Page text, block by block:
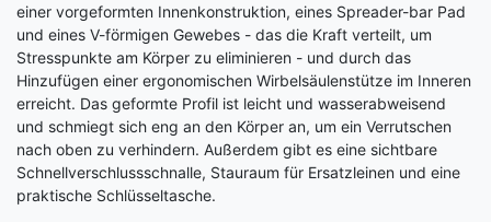
einer vorgeformten Innenkonstruktion, eines Spreader-bar Pad
und eines V-förmigen Gewebes - das die Kraft verteilt, um
Stresspunkte am Körper zu eliminieren - und durch das
Hinzufügen einer ergonomischen Wirbelsäulenstütze im Inneren
erreicht. Das geformte Profil ist leicht und wasserabweisend
und schmiegt sich eng an den Körper an, um ein Verrutschen
nach oben zu verhindern. Außerdem gibt es eine sichtbare
Schnellverschlussschnalle, Stauraum für Ersatzleinen und eine
praktische Schlüsseltasche.